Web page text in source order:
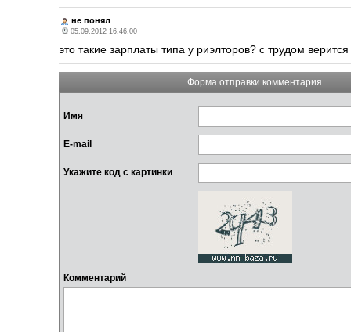
не понял
05.09.2012 16.46.00
это такие зарплаты типа у риэлторов? с трудом верится
Форма отправки комментария
Имя
E-mail
Укажите код с картинки
Комментарий